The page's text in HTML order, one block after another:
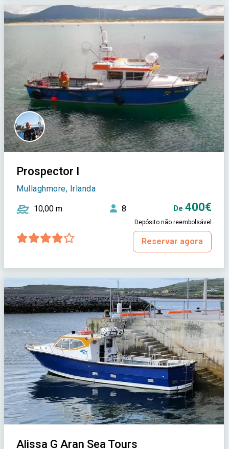
Prospector I
Mullaghmore, Irlanda
10,00 m 8 De 400€
Depósito não reembolsável
Reservar agora
Alissa G Aran Sea Tours